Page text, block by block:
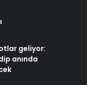
geliyor:
anında